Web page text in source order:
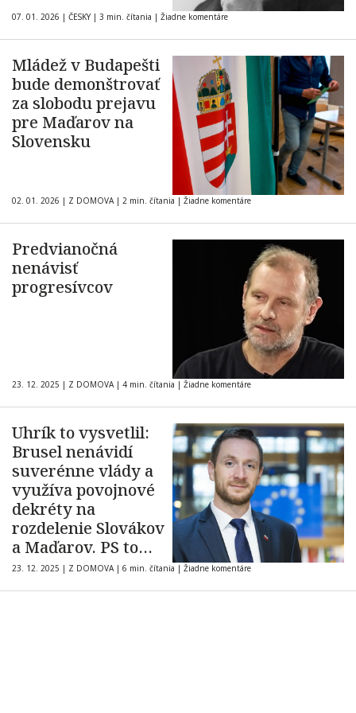
07. 01. 2026 | ČESKY | 3 min. čítania | Žiadne komentáre
Mládež v Budapešti
bude demonštrovať
za slobodu prejavu
pre Maďarov na
Slovensku
02. 01. 2026 | Z DOMOVA | 2 min. čítania | Žiadne komentáre
Predvianočná
nenávisť
progresívcov
23. 12. 2025 | Z DOMOVA | 4 min. čítania | Žiadne komentáre
Uhrík to vysvetlil:
Brusel nenávidí
suverénne vlády a
využíva povojnové
dekréty na
rozdelenie Slovákov
a Maďarov. PS to
použilo ako pascu
23. 12. 2025 | Z DOMOVA | 6 min. čítania | Žiadne komentáre